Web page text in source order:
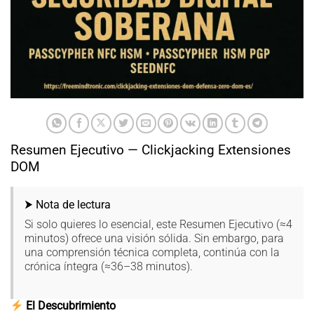
Resumen Ejecutivo — Clickjacking Extensiones
DOM
⮞ Nota de lectura
Si solo quieres lo esencial, este Resumen Ejecutivo (≈4
minutos) ofrece una visión sólida. Sin embargo, para
una comprensión técnica completa, continúa con la
crónica íntegra (≈36–38 minutos).
El Descubrimiento